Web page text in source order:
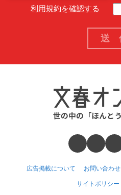
利用規約を確認する
広告掲載について お問い合わせ
サイトポリシー